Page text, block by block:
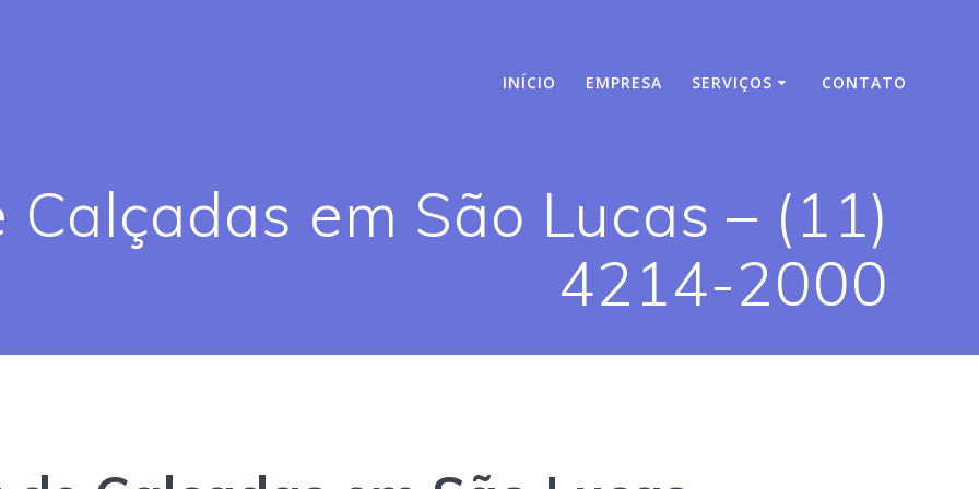
INÍCIO EMPRESA SERVIÇOS CONTATO
Calçadas em São Lucas – (11)
4214-2000